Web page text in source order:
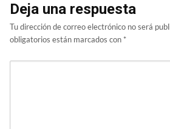
Deja una respuesta
Tu dirección de correo electrónico no será
obligatorios están marcados con *